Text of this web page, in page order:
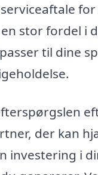
stor fordel i
til dine
der kan
investering i